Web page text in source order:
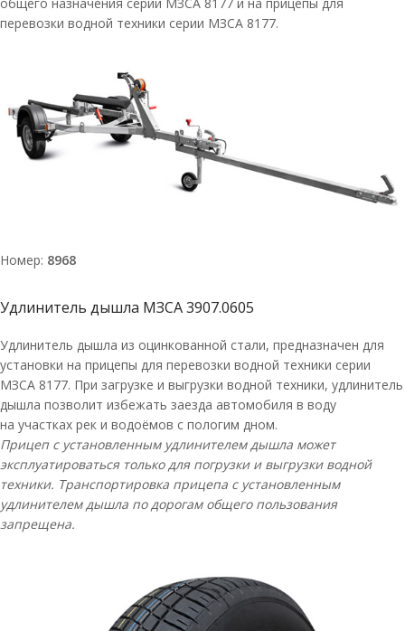
перевозки водной техники серии МЗСА 8177.
Номер: 8968
Удлинитель дышла МЗСА 3907.0605
Удлинитель дышла из оцинкованной стали, предназначен для
установки на прицепы для перевозки водной техники серии
МЗСА 8177. При загрузке и выгрузки водной техники, удлинитель
дышла позволит избежать заезда автомобиля в воду
на участках рек и водоёмов с пологим дном.
Прицеп с установленным удлинителем дышла может
эксплуатироваться только для погрузки и выгрузки водной
техники. Транспортировка прицепа с установленным
удлинителем дышла по дорогам общего пользования
запрещена.